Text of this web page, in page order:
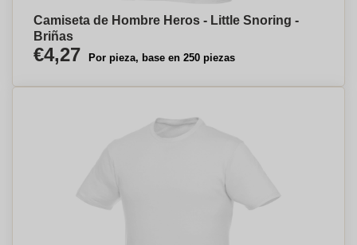
Camiseta de Hombre Heros - Little Snoring -
Briñas
€4,27 Por pieza, base en 250 piezas